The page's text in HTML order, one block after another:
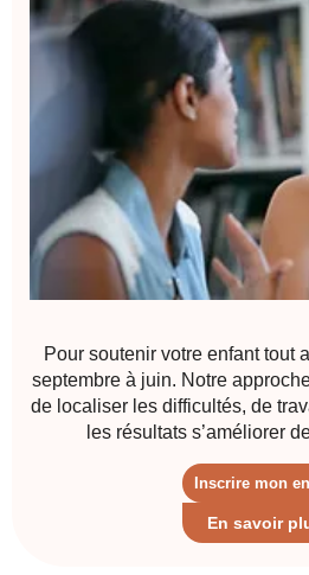
Pour soutenir votre enfant tout
septembre à juin. Notre
de localiser les difficultés, de
les résultats s’améliorer
Inscrire mon
En savoir